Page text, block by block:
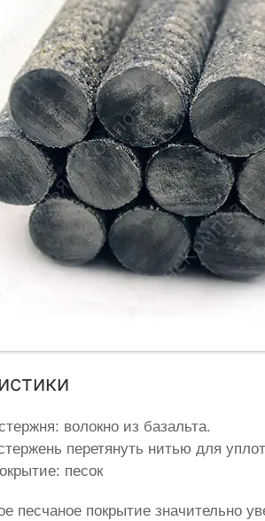
волокно из базальта.
перетянуть нитью для
песок
песчаное покрытие значительно